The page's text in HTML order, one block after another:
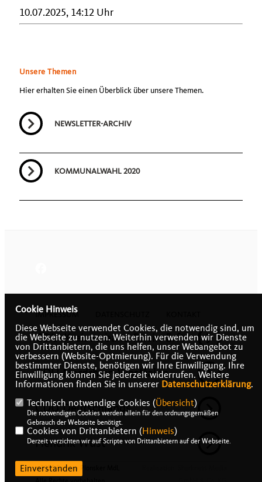
10.07.2025, 14:12 Uhr
Unsere Themen
Hier erhalten Sie einen Überblick über unsere Themen.
NEWSLETTER-ARCHIV
KOMMUNALWAHL 2020
IMPRESSUM
CDU-Kreisverband Rhein-Erft
CDU Nordrhein-Westfalen
CDU Deutschlands
Hendrik Wüst
@2026 Romina Plonsker MdL
Cookie Hinweis
Diese Webseite verwendet Cookies, die notwendig sind, um
die Webseite zu nutzen. Weiterhin verwenden wir Dienste
von Drittanbietern, die uns helfen, unser Webangebot zu
verbessern (Website-Optmierung). Für die Verwendung
bestimmter Dienste, benötigen wir Ihre Einwilligung. Ihre
Einwilligung können Sie jederzeit widerrufen. Weitere
Informationen finden Sie in unserer Datenschutzerklärung.
Technisch notwendige Cookies (Übersicht)
Die notwendigen Cookies werden allein für den ordnungsgemäßen
Gebrauch der Webseite benötigt.
Cookies von Drittanbietern (Hinweis)
Derzeit verzichten wir auf Scripte von Drittanbietern auf der Webseite.
Einverstanden